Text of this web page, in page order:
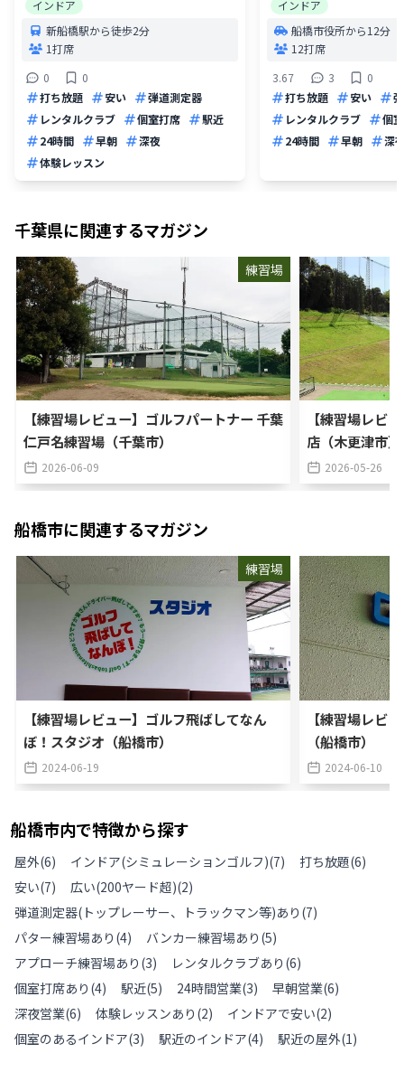
インドア
新船橋駅から徒歩2分
1打席
0
0
打ち放題
安い
弾道測定器
レンタルクラブ
個室打席
駅近
24時間
早朝
深夜
体験レッスン
インドア
船橋市役所から12分
12打席
3.67
3
0
打ち放題
安い
レンタルクラブ
個
24時間
早朝 深
千葉県に関連するマガジン
練習場
【練習場レビュー】ゴルフパートナー 千葉
仁戸名練習場（千葉市）
2026-06-09
【練習場レビ
店（木更津市）
2026-05-26
船橋市に関連するマガジン
練習場
【練習場レビュー】ゴルフ飛ばしてなん
ぼ！スタジオ（船橋市）
2024-06-19
【練習場レビ
（船橋市）
2024-06-10
船橋市内で特徴から探す
屋外(6) インドア(シミュレーションゴルフ)(7) 打ち放題(6)
安い(7) 広い(200ヤード超)(2)
弾道測定器(トップレーサー、トラックマン等)あり (7)
パター練習場あり (4) バンカー練習場あり (5)
アプローチ練習場あり (3) レンタルクラブあり (6)
個室打席あり (4) 駅近(5) 24時間営業(3) 早朝営業(6)
深夜営業(6) 体験レッスンあり (2) インドアで安い(2)
個室のあるインドア(3) 駅近のインドア(4) 駅近の屋外(1)